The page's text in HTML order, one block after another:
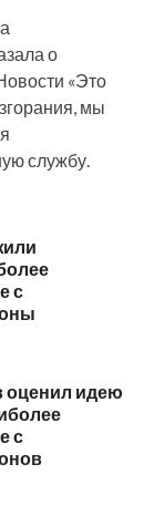
о
«Это
мы
службу.
с
оценил идею
с